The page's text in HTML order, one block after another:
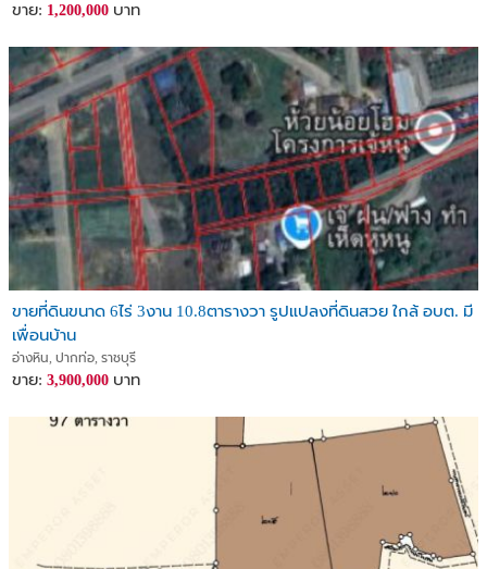
ขาย: 1,200,000 บาท
ขายที่ดินขนาด 6ไร่ 3งาน 10.8ตารางวา รูปแปลงที่ดินสวย ใกล้ อบต. มี
เพื่อนบ้าน
อ่างหิน, ปากท่อ, ราชบุรี
ขาย: 3,900,000 บาท